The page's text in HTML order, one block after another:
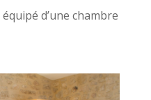
d’une chambre